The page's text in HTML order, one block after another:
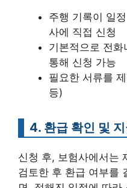
주행 기록이 일
사에 직접 신청
기본적으로 전
통해 신청 가능
필요한 서류를
등)
4. 환급 확인 및
신청 후, 보험사에서는
검토한 후 환급 여부를